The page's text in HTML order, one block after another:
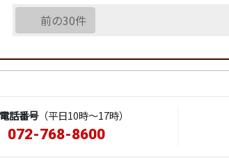
前の30件
電話番号（平日10時～17時）
072-768-8600